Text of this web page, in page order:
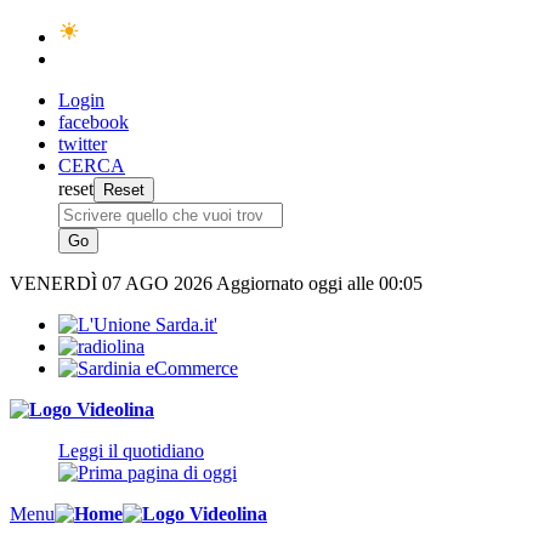
Login
facebook
twitter
CERCA
reset
VENERDÌ 07 AGO 2026 Aggiornato oggi alle 00:05
Leggi il quotidiano
Menu